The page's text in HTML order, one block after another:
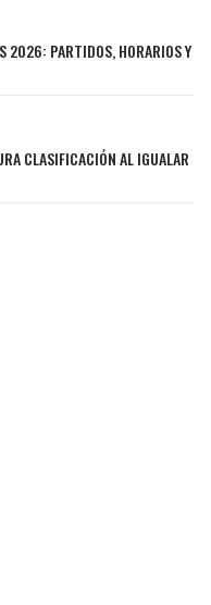
2026: PARTIDOS, HORARIOS Y
CLASIFICACIÓN AL IGUALAR